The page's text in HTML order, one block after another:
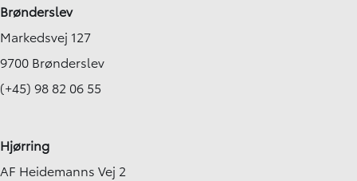
Brønderslev
Markedsvej 127
9700 Brønderslev
(+45) 98 82 06 55
Hjørring
AF Heidemanns Vej 2